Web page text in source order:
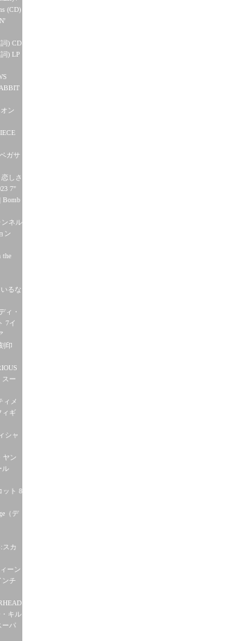
(CD)
) CD
) LP
ン
ガサ
しさ
7"
Bomb
ンネル
ン
the
るな
ィ・
7イ
印
スー
ィメ
ィギ
シャ
ヤン
ル
ット 8
（デ
スカ
ーン
ンチ
キル
ーパ